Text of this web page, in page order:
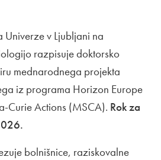
Univerze v Ljubljani na
razpisuje doktorsko
mednarodnega projekta
oknu
iz programa Horizon Europe
Curie Actions (MSCA). Rok za
bolnišnice, raziskovalne